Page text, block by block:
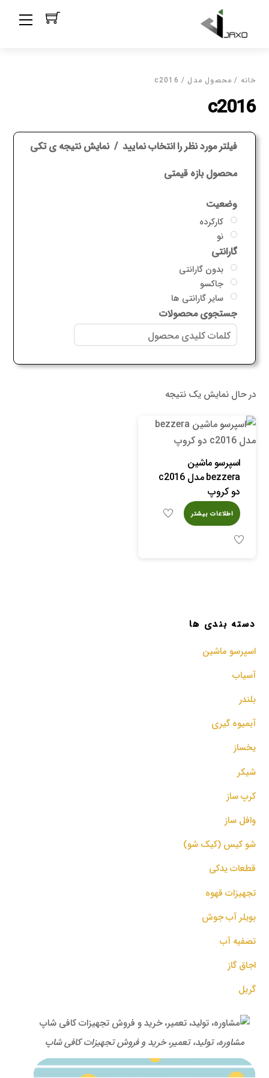
content
خانه / محصول مدل / c2016
c2016
فیلتر مورد نظر را انتخاب نمایید نمایش نتیجه ی تکی
محصول بازه قیمتی
وضعیت
کارکرده
نو
گارانتی
بدون گارانتی
جاکسو
سایر گارانتی ها
جستجوی محصولات
در حال نمایش یک نتیجه
اسپرسو ماشین
bezzera مدل c2016
دو کروپ
اطلاعات بیشتر
دسته بندی ها
اسپرسو‌ ماشین
آسیاب
بلندر
آبمیوه گیری
یخساز
شیکر
کرپ ساز
وافل ساز
شو کیس (کیک شو)
قطعات یدکی
تجهیزات قهوه
بویلر آب جوش
تصفیه آب
اجاق گاز
گریل
مشاوره، تولید، تعمیر، خرید و فروش تجهیزات کافی شاپ